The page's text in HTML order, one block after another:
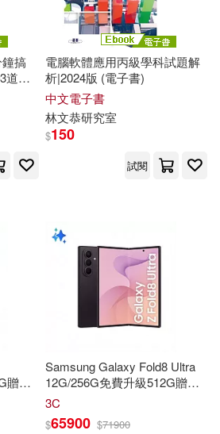
(1)
建造師執業資格
編寫組(1)
建造師執業資格
指導中心組織編
組(1)
(1)
中華會計網校(1)
格致文化(1)
機曜文化(1)
檸檬樹(1)
公司(1)
(1)
搞
道湯
! (電
電腦軟體應用丙級學科試題解
析|2024版 (電子書)
中文電子書
林文恭研究室
$150
試閱
贈磁
Samsung Galaxy Fold8 Ultra
12G/256G免費升級512G贈磁
吸式桌上型充電器 鳶尾紫
3C
$65900 $71900